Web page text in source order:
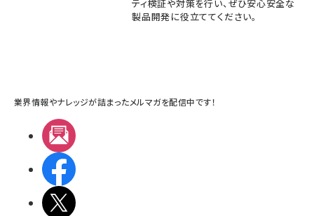
ティ検証や対策を行い、ぜひ安心安全な
製品開発に役立ててください。
業界情報やナレッジが詰まったメルマガを配信中です！